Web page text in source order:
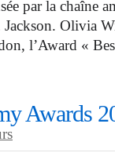
par la chaîne
Jackson. Olivia
l’Award «
Awards